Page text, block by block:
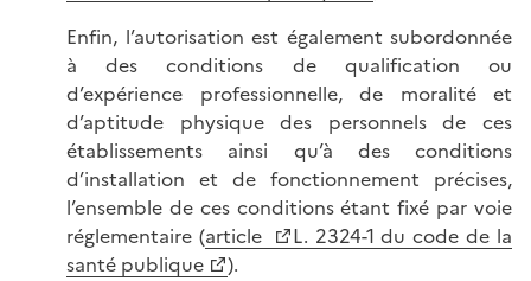
Enfin, l’autorisation est également subordonnée
à des conditions de qualification ou
d’expérience professionnelle, de moralité et
d’aptitude physique des personnels de ces
établissements ainsi qu’à des conditions
d’installation et de fonctionnement précises,
l’ensemble de ces conditions étant fixé par voie
réglementaire (article
L. 2324-1 du code de la
santé publique
).